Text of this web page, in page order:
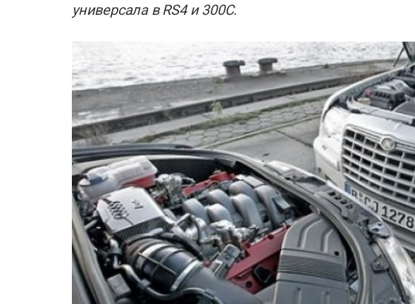
универсала в RS4 и 300C.